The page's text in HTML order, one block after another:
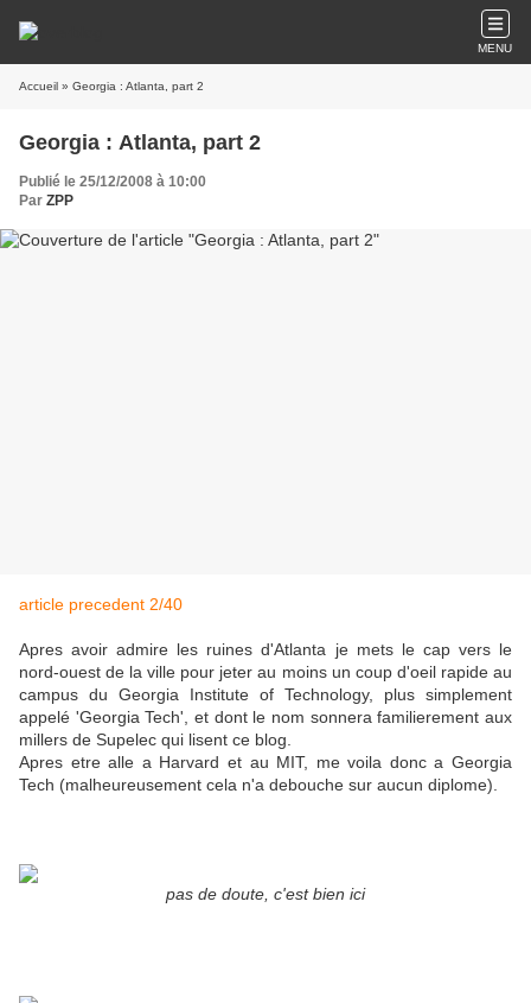
MENU
Accueil » Georgia : Atlanta, part 2
Georgia : Atlanta, part 2
Publié le 25/12/2008 à 10:00
Par ZPP
article precedent 2/40
Apres avoir admire les ruines d'Atlanta je mets le cap vers le
nord-ouest de la ville pour jeter au moins un coup d'oeil rapide au
campus du Georgia Institute of Technology, plus simplement
appelé 'Georgia Tech', et dont le nom sonnera familierement aux
millers de Supelec qui lisent ce blog.
Apres etre alle a Harvard et au MIT, me voila donc a Georgia
Tech (malheureusement cela n'a debouche sur aucun diplome).
pas de doute, c'est bien ici